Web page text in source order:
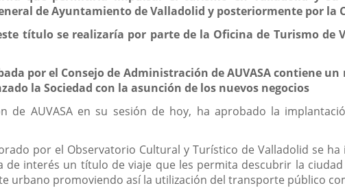
de Ayuntamiento de Valladolid y posteriormente por la
título se realizaría por parte de la Oficina de Turismo de
por el Consejo de Administración de AUVASA contiene
la Sociedad con la asunción de los nuevos negocios
de AUVASA en su sesión de hoy, ha aprobado la
por el Observatorio Cultural y Turístico de Valladolid se
de interés un título de viaje que les permita descubrir la
urbano promoviendo así la utilización del transporte público